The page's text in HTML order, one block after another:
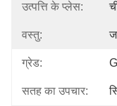
उत्पत्ति के प्लेस:
वस्तु:
ग्रेड:
सतह का उपचार: